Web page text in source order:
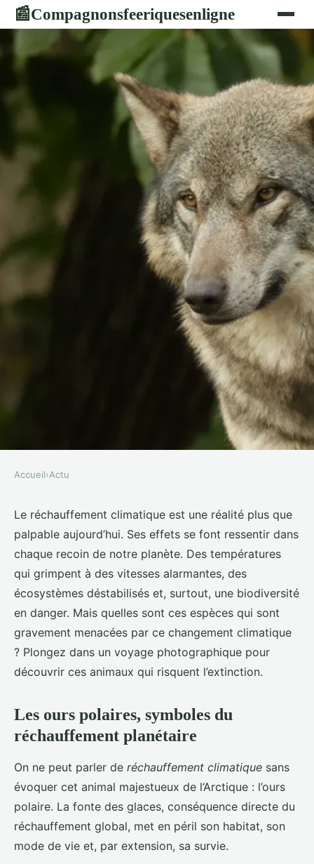
📰Compagnonsfeeriquesenligne
Quelles espèces sont les plus
menacées par le changement
climatique ?
Lilou•1 avril 2024•5 min de lecture
Accueil›Actu
Le réchauffement climatique est une réalité plus que
palpable aujourd’hui. Ses effets se font ressentir dans
chaque recoin de notre planète. Des températures
qui grimpent à des vitesses alarmantes, des
écosystèmes déstabilisés et, surtout, une biodiversité
en danger. Mais quelles sont ces espèces qui sont
gravement menacées par ce changement climatique
? Plongez dans un voyage photographique pour
découvrir ces animaux qui risquent l’extinction.
Les ours polaires, symboles du
réchauffement planétaire
On ne peut parler de réchauffement climatique sans
évoquer cet animal majestueux de l’Arctique : l’ours
polaire. La fonte des glaces, conséquence directe du
réchauffement global, met en péril son habitat, son
mode de vie et, par extension, sa survie.